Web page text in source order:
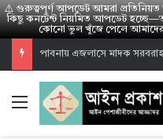
⚠️ গুরুত্বপূর্ণ আপডেট আমরা প্রতিনিয়ত
কিছু কনটেন্ট নিয়মিত আপডেট
কোনো ভুল খুঁজে পেলে
পাবনায় এজলাসে মাদক
Menu